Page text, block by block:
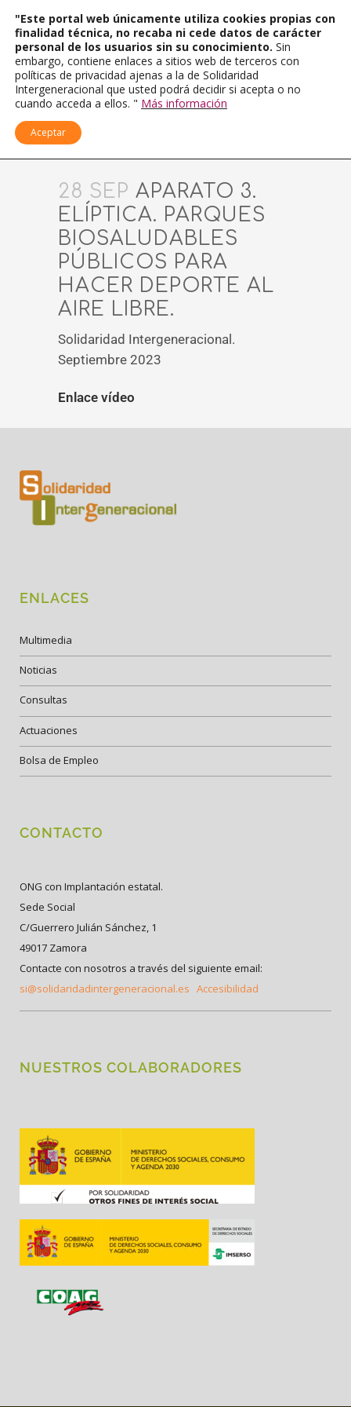
28 SEP APARATO 3.
ELÍPTICA. PARQUES
BIOSALUDABLES
PÚBLICOS PARA
HACER DEPORTE AL
AIRE LIBRE.
Solidaridad Intergeneracional.
Septiembre 2023
Enlace vídeo
ENLACES
Multimedia
Noticias
Consultas
Actuaciones
Bolsa de Empleo
CONTACTO
ONG con Implantación estatal.
Sede Social
C/Guerrero Julián Sánchez, 1
49017 Zamora
Contacte con nosotros a través del siguiente email:
si@solidaridadintergeneracional.es Accesibilidad
NUESTROS COLABORADORES
"Este portal web únicamente utiliza cookies propias con
finalidad técnica, no recaba ni cede datos de carácter
personal de los usuarios sin su conocimiento. Sin
embargo, contiene enlaces a sitios web de terceros con
políticas de privacidad ajenas a la de Solidaridad
Intergeneracional que usted podrá decidir si acepta o no
cuando acceda a ellos. " Más información
Aceptar